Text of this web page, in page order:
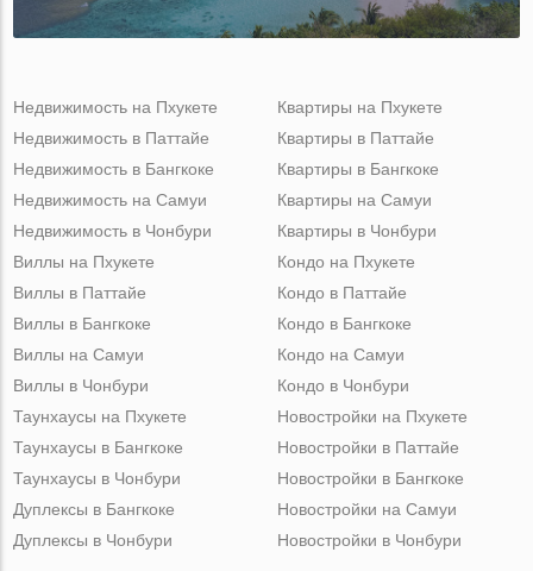
Недвижимость на Пхукете
Недвижимость в Паттайе
Недвижимость в Бангкоке
Недвижимость на Самуи
Недвижимость в Чонбури
Квартиры на Пхукете
Квартиры в Паттайе
Квартиры в Бангкоке
Квартиры на Самуи
Квартиры в Чонбури
Виллы на Пхукете
Виллы в Паттайе
Виллы в Бангкоке
Виллы на Самуи
Виллы в Чонбури
Кондо на Пхукете
Кондо в Паттайе
Кондо в Бангкоке
Кондо на Самуи
Кондо в Чонбури
Таунхаусы на Пхукете
Таунхаусы в Бангкоке
Таунхаусы в Чонбури
Дуплексы в Бангкоке
Дуплексы в Чонбури
Новостройки на Пхукете
Новостройки в Паттайе
Новостройки в Бангкоке
Новостройки на Самуи
Новостройки в Чонбури